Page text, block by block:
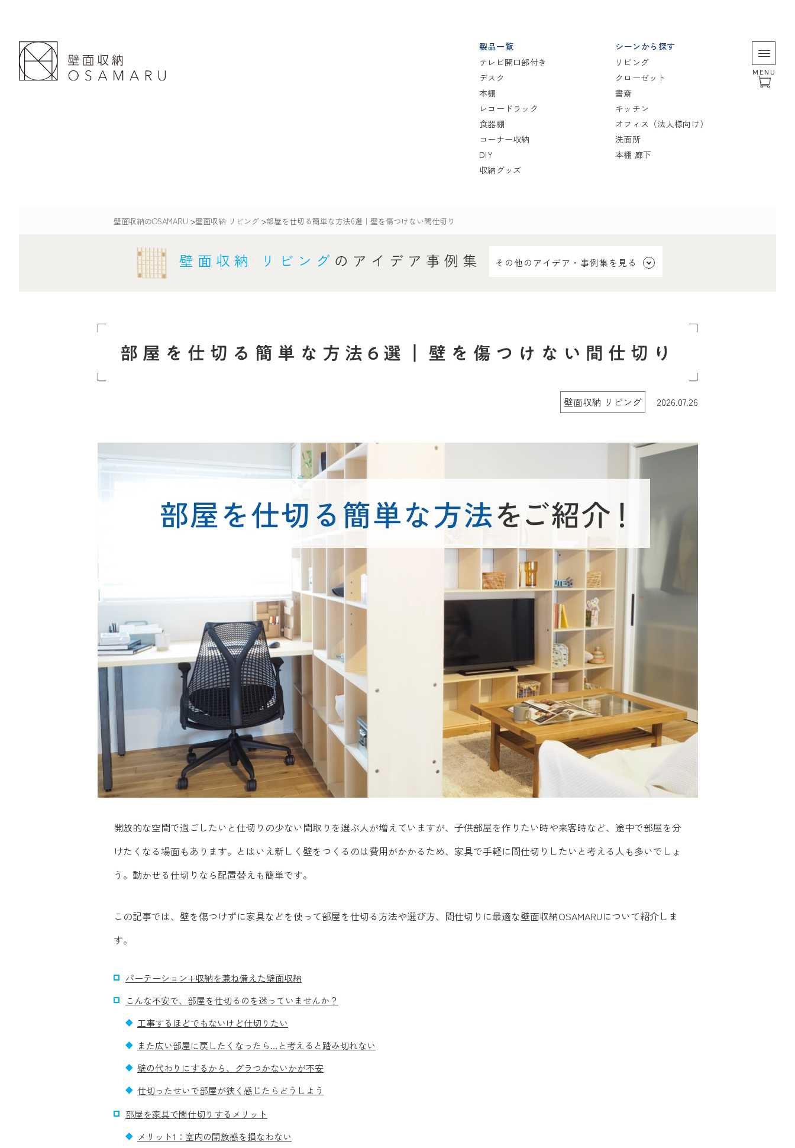
製品一覧
テレビ開口部付き
デスク
本棚
レコードラック
食器棚
コーナー収納
DIY
収納グッズ
シーンから探す
リビング
クローゼット
書斎
キッチン
オフィス（法人様向け）
洗面所
本棚 廊下
MENU
壁面収納のOSAMARU >壁面収納 リビング >部屋を仕切る簡単な方法6選｜壁を傷つけない間仕切り
壁面収納 リビング のアイデア事例集 その他のアイデア・事例集を見る
部屋を仕切る簡単な方法6選｜壁を傷つけない間仕切り
壁面収納 リビング 2026.07.26
開放的な空間で過ごしたいと仕切りの少ない間取りを選ぶ人が増えていますが、子供部屋を作りたい時や来客時など、途中で部屋を分
けたくなる場面もあります。とはいえ新しく壁をつくるのは費用がかかるため、家具で手軽に間仕切りしたいと考える人も多いでしょ
う。動かせる仕切りなら配置替えも簡単です。
この記事では、壁を傷つけずに家具などを使って部屋を仕切る方法や選び方、間仕切りに最適な壁面収納OSAMARUについて紹介しま
す。
パーテーション+収納を兼ね備えた壁面収納
こんな不安で、部屋を仕切るのを迷っていませんか？
工事するほどでもないけど仕切りたい
また広い部屋に戻したくなったら…と考えると踏み切れない
壁の代わりにするから、グラつかないかが不安
仕切ったせいで部屋が狭く感じたらどうしよう
部屋を家具で間仕切りするメリット
メリット1：室内の開放感を損なわない